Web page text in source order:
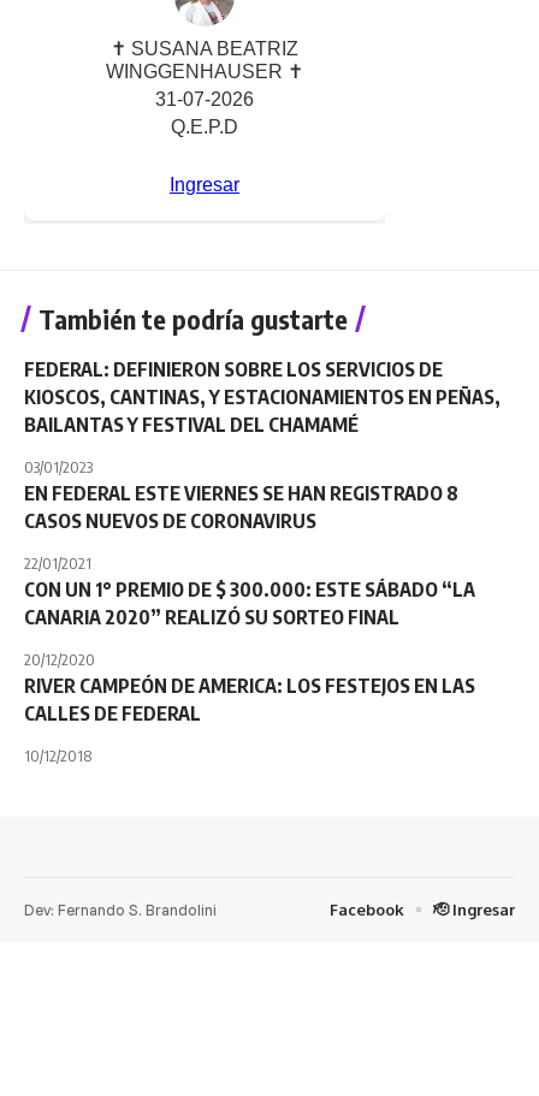
También te podría gustarte
FEDERAL: DEFINIERON SOBRE LOS SERVICIOS DE
KIOSCOS, CANTINAS, Y ESTACIONAMIENTOS EN PEÑAS,
BAILANTAS Y FESTIVAL DEL CHAMAMÉ
03/01/2023
EN FEDERAL ESTE VIERNES SE HAN REGISTRADO 8
CASOS NUEVOS DE CORONAVIRUS
22/01/2021
CON UN 1° PREMIO DE $ 300.000: ESTE SÁBADO “LA
CANARIA 2020” REALIZÓ SU SORTEO FINAL
20/12/2020
RIVER CAMPEÓN DE AMERICA: LOS FESTEJOS EN LAS
CALLES DE FEDERAL
10/12/2018
Dev: Fernando S. Brandolini Facebook 🫡 Ingresar